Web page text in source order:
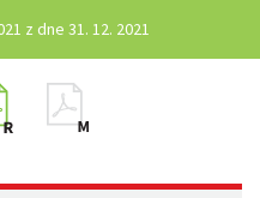
z dne 31. 12. 2021